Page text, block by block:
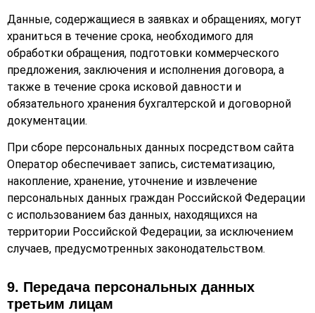
Данные, содержащиеся в заявках и обращениях, могут
храниться в течение срока, необходимого для
обработки обращения, подготовки коммерческого
предложения, заключения и исполнения договора, а
также в течение срока исковой давности и
обязательного хранения бухгалтерской и договорной
документации.
При сборе персональных данных посредством сайта
Оператор обеспечивает запись, систематизацию,
накопление, хранение, уточнение и извлечение
персональных данных граждан Российской Федерации
с использованием баз данных, находящихся на
территории Российской Федерации, за исключением
случаев, предусмотренных законодательством.
9. Передача персональных данных
третьим лицам